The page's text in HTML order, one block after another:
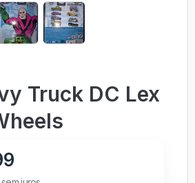
Truck DC Lex